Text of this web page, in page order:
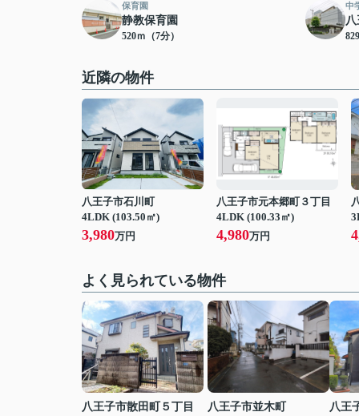
保育園
静教保育園
520ｍ（7分）
中
近隣の物件
八王子市石川町
4LDK (103.50㎡)
3,980万円
八王子市元本郷町３丁目
4LDK (100.33㎡)
4,980万円
よく見られている物件
八王子市散田町５丁目
八王子市並木町
八王